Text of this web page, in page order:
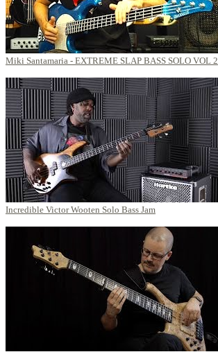
Miki Santamaria - EXTREME SLAP BASS SOLO VOL 2
Incredible Victor Wooten Solo Bass Jam